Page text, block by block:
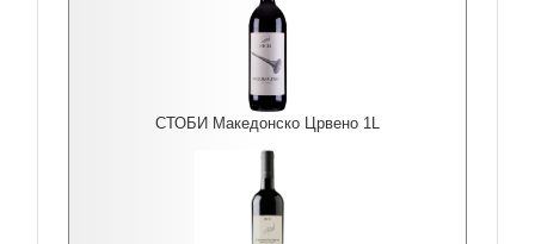
СТОБИ Македонско Црвено 1L